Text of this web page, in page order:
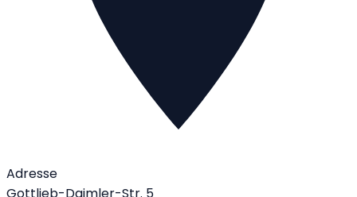
Adresse
Gottlieb-Daimler-Str. 5